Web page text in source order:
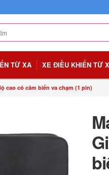
TỪ XA XE ĐIỀU KHIỂN TỪ
cao có cảm biến va chạm (1 pin)